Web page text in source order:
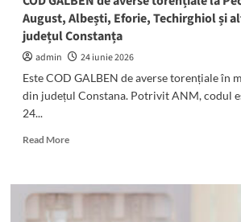
August, Albești, Eforie, Techirghiol și
județul Constanța
admin
24 iunie 2026
Este COD GALBEN de averse torențiale în
din județul Constana. Potrivit ANM, codul
24...
Read MoreRead
COD
GALBEN